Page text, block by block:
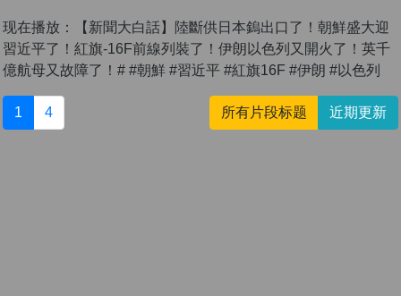
现在播放：【新聞大白話】陸斷供日本鎢出口了！朝鮮盛大迎
習近平了！紅旗-16F前線列裝了！伊朗以色列又開火了！英千
億航母又故障了！# #朝鮮 #習近平 #紅旗16F #伊朗 #以色列
1 4 所有片段标题 近期更新